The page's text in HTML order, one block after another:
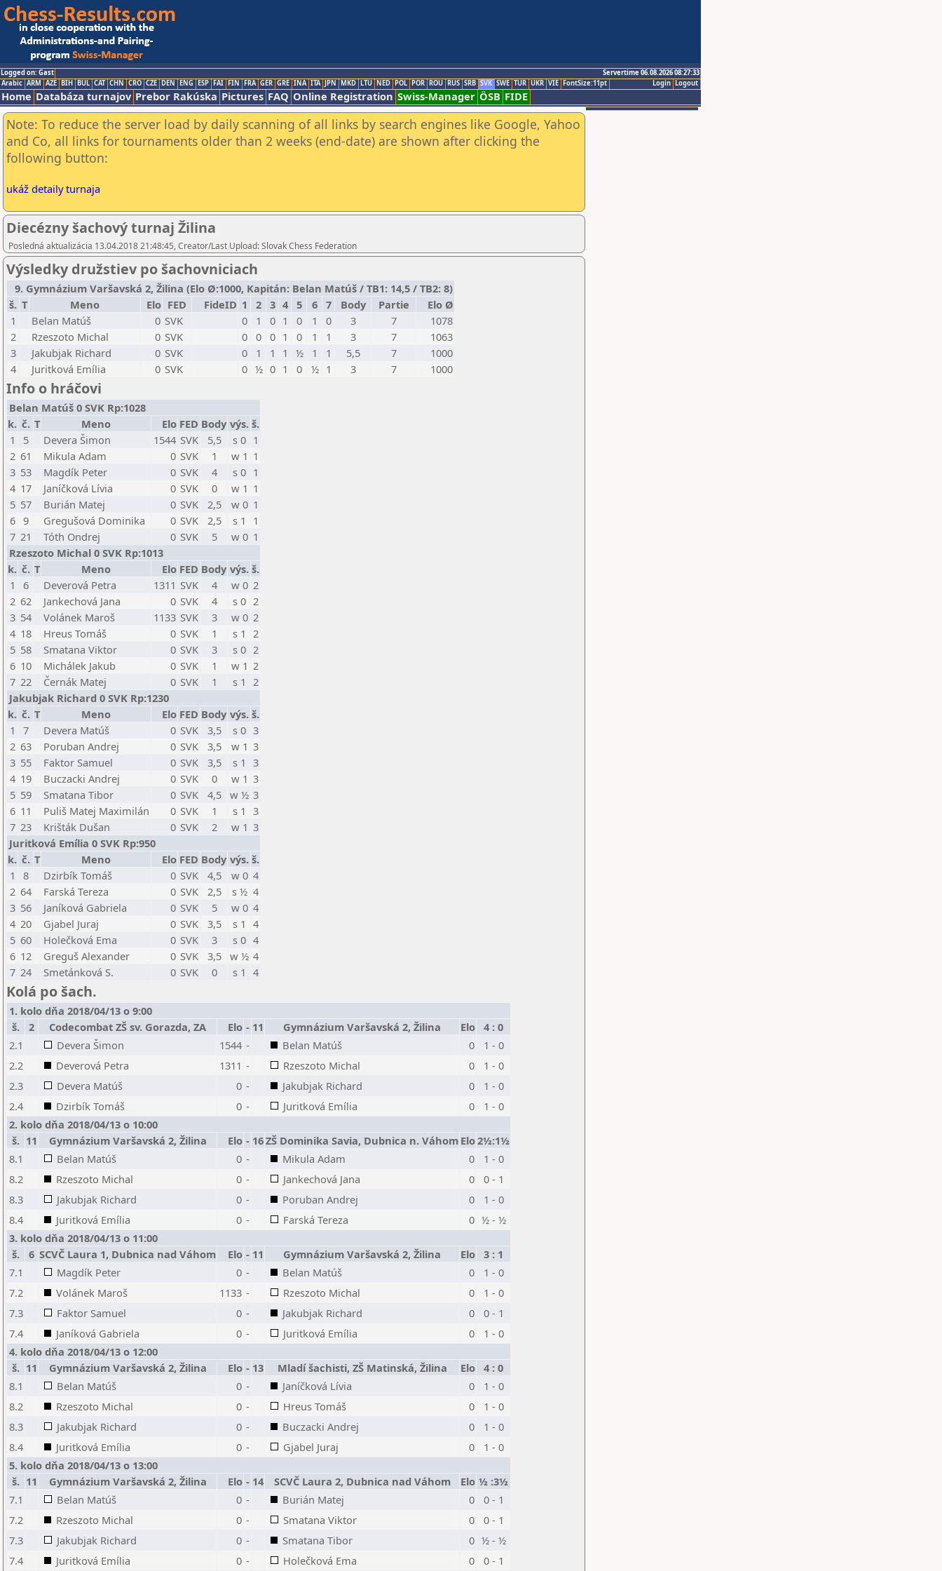
Logged on: Gast
Servertime 06.08.2026 08:27:33
Logout
Login
Arabic ARM AZE BIH BUL CAT CHN CRO CZE DEN ENG ESP FAI FIN FRA GER GRE INA ITA JPN MKD LTU NED POL POR ROU RUS SRB SVK SWE TUR UKR VIE FontSize:11pt
Home Databáza turnajov Prebor Rakúska Pictures FAQ Online Registration Swiss-Manager ÖSB FIDE
Note: To reduce the server load by daily scanning of all links by search engines like Google, Yahoo
and Co, all links for tournaments older than 2 weeks (end-date) are shown after clicking the
following button:
ukáž detaily turnaja
Diecézny šachový turnaj Žilina
Posledná aktualizácia 13.04.2018 21:48:45, Creator/Last Upload: Slovak Chess Federation
Výsledky družstiev po šachovniciach
9. Gymnázium Varšavská 2, Žilina (Elo Ø:1000, Kapitán: Belan Matúš / TB1: 14,5 / TB2: 8)
š. T Meno Elo FED FideID 1 2 3 4 5 6 7 Body Partie
Elo Ø
1
Belan Matúš 0 SVK 0 1 0 1 0 1 0 3 7
1078
2
Rzeszoto Michal 0 SVK 0 0 0 1 0 1 1 3 7
1063
3
Jakubjak Richard 0 SVK 0 1 1 1 ½ 1 1 5,5 7
1000
4
Juritková Emília 0 SVK 0 ½ 0 1 0 ½ 1 3 7 1000
Info o hráčovi
Belan Matúš 0 SVK Rp:1028
k. č. T Meno Elo FED Body výs. š.
1
5 Devera Šimon 1544 SVK 5,5 s 0 1
2 61 Mikula Adam 0 SVK 1 w 1 1
3 53 Magdík Peter 0 SVK 4 s 0 1
4 17 Janíčková Lívia 0 SVK 0 w 1 1
5 57 Burián Matej 0 SVK 2,5 w 0 1
6 9 Gregušová Dominika 0 SVK 2,5 s 1
1
7 21 Tóth Ondrej 0 SVK 5 w 0 1
Rzeszoto Michal 0 SVK Rp:1013
k. č. T Meno Elo FED Body výs. š.
1
6 Deverová Petra 1311 SVK 4 w 0 2
2 62 Jankechová Jana 0 SVK 4 s 0 2
3 54 Volánek Maroš 1133 SVK 3 w 0 2
4 18 Hreus Tomáš 0 SVK 1 s 1 2
5 58 Smatana Viktor 0 SVK 3 s 0 2
6 10 Michálek Jakub 0 SVK 1 w 1 2
7 22 Černák Matej 0 SVK 1 s 1 2
Jakubjak Richard 0 SVK Rp:1230
k. č. T Meno Elo FED Body výs. š.
1
7 Devera Matúš 0 SVK 3,5 s 0 3
2 63 Poruban Andrej 0 SVK 3,5 w 1 3
3 55 Faktor Samuel 0 SVK 3,5 s 1 3
4 19 Buczacki Andrej 0 SVK 0 w 1 3
5 59 Smatana Tibor 0 SVK 4,5 w ½ 3
6 11 Puliš Matej Maximilán 0 SVK 1 s 1 3
7 23 Krišták Dušan 0 SVK 2 w 1 3
Juritková Emília 0 SVK Rp:950
k. č. T Meno Elo FED Body výs. š.
1
8 Dzirbík Tomáš 0 SVK 4,5 w 0 4
2 64 Farská Tereza 0 SVK 2,5 s ½ 4
3 56 Janíková Gabriela 0 SVK 5 w 0 4
4 20 Gjabel Juraj 0 SVK 3,5 s 1 4
5 60 Holečková Ema 0 SVK 3 s 0 4
6 12 Greguš Alexander 0 SVK 3,5 w ½ 4
7 24 Smetánková S. 0 SVK 0 s 1 4
Kolá po šach.
1. kolo dňa 2018/04/13 o 9:00
š.
2 Codecombat ZŠ sv. Gorazda, ZA Elo - 11 Gymnázium Varšavská 2, Žilina Elo 4 : 0
2.1
Devera Šimon 1544 - Belan Matúš 0
1 - 0
2.2
Deverová Petra 1311 - Rzeszoto Michal 0
1 - 0
2.3
Devera Matúš 0 - Jakubjak Richard 0
1 - 0
2.4
Dzirbík Tomáš 0 - Juritková Emília 0
1 - 0
2. kolo dňa 2018/04/13 o 10:00
š. 11 Gymnázium Varšavská 2, Žilina Elo - 16ZŠ Dominika Savia, Dubnica n. Váhom Elo2½:1½
8.1
Belan Matúš 0 - Mikula Adam 0
1 - 0
8.2
Rzeszoto Michal 0 - Jankechová Jana 0
0 - 1
8.3
Jakubjak Richard 0 - Poruban Andrej 0
1 - 0
8.4
Juritková Emília 0 - Farská Tereza 0 ½ - ½
3. kolo dňa 2018/04/13 o 11:00
š.
6 SCVČ Laura 1, Dubnica nad Váhom Elo - 11 Gymnázium Varšavská 2, Žilina Elo 3 : 1
7.1
Magdík Peter 0 - Belan Matúš 0
1 - 0
7.2
Volánek Maroš 1133 - Rzeszoto Michal 0
1 - 0
7.3
Faktor Samuel 0 - Jakubjak Richard 0
0 - 1
7.4
Janíková Gabriela 0 - Juritková Emília 0
1 - 0
4. kolo dňa 2018/04/13 o 12:00
š. 11 Gymnázium Varšavská 2, Žilina Elo - 13 Mladí šachisti, ZŠ Matinská, Žilina Elo 4 : 0
8.1
Belan Matúš 0 - Janíčková Lívia 0
1 - 0
8.2
Rzeszoto Michal 0 - Hreus Tomáš 0
1 - 0
8.3
Jakubjak Richard 0 - Buczacki Andrej 0
1 - 0
8.4
Juritková Emília 0 - Gjabel Juraj 0
1 - 0
5. kolo dňa 2018/04/13 o 13:00
š. 11 Gymnázium Varšavská 2, Žilina Elo - 14 SCVČ Laura 2, Dubnica nad Váhom Elo ½ :3½
7.1
Belan Matúš 0 - Burián Matej 0
0 - 1
7.2
Rzeszoto Michal 0 - Smatana Viktor 0
0 - 1
7.3
Jakubjak Richard 0 - Smatana Tibor 0 ½ - ½
7.4
Juritková Emília 0 - Holečková Ema 0 0 - 1